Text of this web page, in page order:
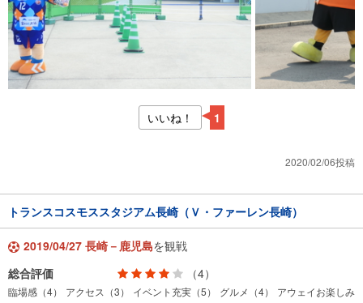
いいね！ 1
2020/02/06投稿
トランスコスモススタジアム長崎（Ｖ・ファーレン長崎）
2019/04/27 長崎－鹿児島を観戦
総合評価
（4）
臨場感（4） アクセス（3） イベント充実（5） グルメ（4）
アウェイお楽しみ